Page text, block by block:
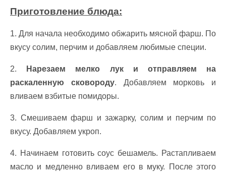
Приготовление блюда:
1. Для начала необходимо обжарить мясной фарш. По
вкусу солим, перчим и добавляем любимые специи.
2.
Нарезаем мелко лук и отправляем на
раскаленную сковороду. Добавляем морковь и
вливаем взбитые помидоры.
3. Смешиваем фарш и зажарку, солим и перчим по
вкусу. Добавляем укроп.
4. Начинаем готовить соус бешамель. Растапливаем
масло и медленно вливаем его в муку. После этого